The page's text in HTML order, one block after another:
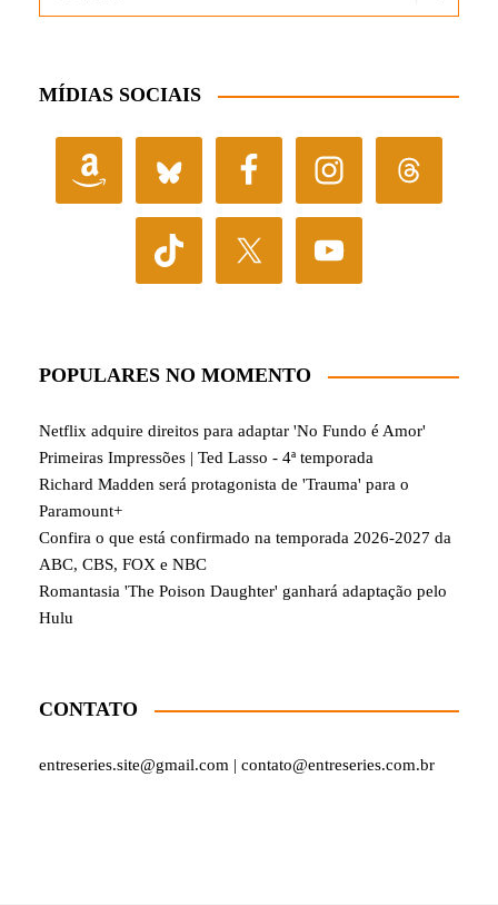
MÍDIAS SOCIAIS
POPULARES NO MOMENTO
Netflix adquire direitos para adaptar 'No Fundo é Amor'
Primeiras Impressões | Ted Lasso - 4ª temporada
Richard Madden será protagonista de 'Trauma' para o
Paramount+
Confira o que está confirmado na temporada 2026-2027 da
ABC, CBS, FOX e NBC
Romantasia 'The Poison Daughter' ganhará adaptação pelo
Hulu
CONTATO
entreseries.site@gmail.com | contato@entreseries.com.br